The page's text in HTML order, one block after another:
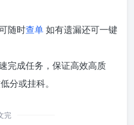
随时查单 如有遗漏还可一键
完成任务，保证高效高质
分或挂科。
完